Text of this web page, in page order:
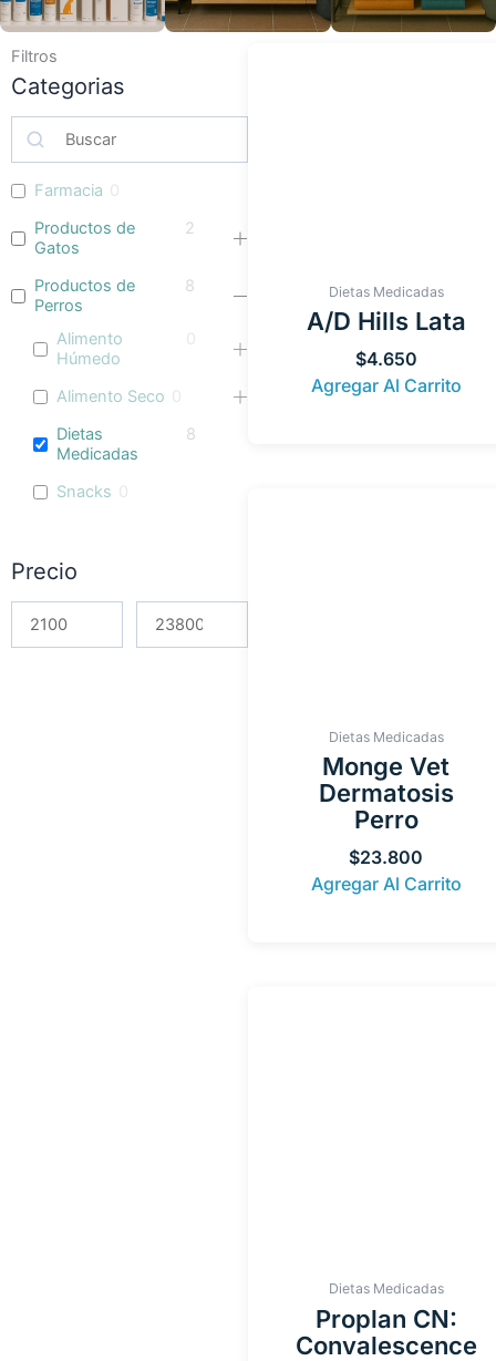
Filtros
Categorias
Farmacia 0
Productos de
Gatos
2
Productos de
Perros
8
Alimento
Húmedo
0
Alimento Seco 0
Dietas
Medicadas
8
Snacks 0
Precio
Dietas Medicadas
A/D Hills Lata
$4.650
Agregar Al Carrito
Dietas Medicadas
Monge Vet
Dermatosis
Perro
$23.800
Agregar Al Carrito
Dietas Medicadas
Proplan CN:
Convalescence